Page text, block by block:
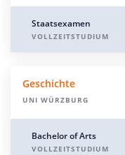
Staatsexamen
VOLLZEITSTUDIUM
Geschichte
UNI WÜRZBURG
Bachelor of Arts
VOLLZEITSTUDIUM